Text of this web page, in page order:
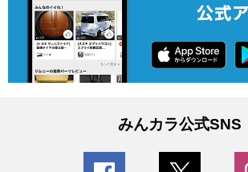
みんカラ公式SNS